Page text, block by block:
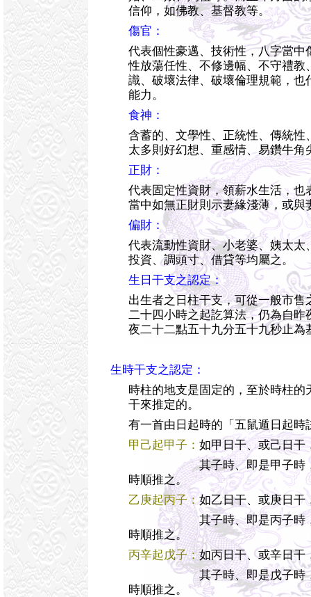
信仰，如佛教、基督教等。
傷官：
代表個性豪邁、技術性，八字當中
性放蕩任性、不修邊幅、不守禮教
識、破壞法律、破壞倫理規範，也
能力。
食神：
含蓄的、文學性、正統性、傳統性
太多則好幻想、重感情、易鑽牛角
正財：
代表固定性資財，領薪水生活，也
當中如無正財則示妻緣淺薄，或與
偏財：
代表流動性資財、小老婆、姨太太
投資、調頭寸、借貸等均屬之。
生日干支之認定：
出生者之日柱干支，可從一般市售
二十四小時之起訖算法，仍為自昨
夜二十二點五十九分五十九秒止為
生時干支之認定：
時柱的地支是固定的，至於時柱的
干來推定的。
有一首由日起時的「五鼠遁日起時
甲己起甲子： 如甲日干、或己日干
其子時、即是甲子時，丑
時順推之。
乙庚起丙子：如乙日干、或庚日干
其子時、即是丙子時，丑
時順推之。
丙辛起戊子：如丙日干、或辛日干
其子時、即是戊子時，丑
時順推之。